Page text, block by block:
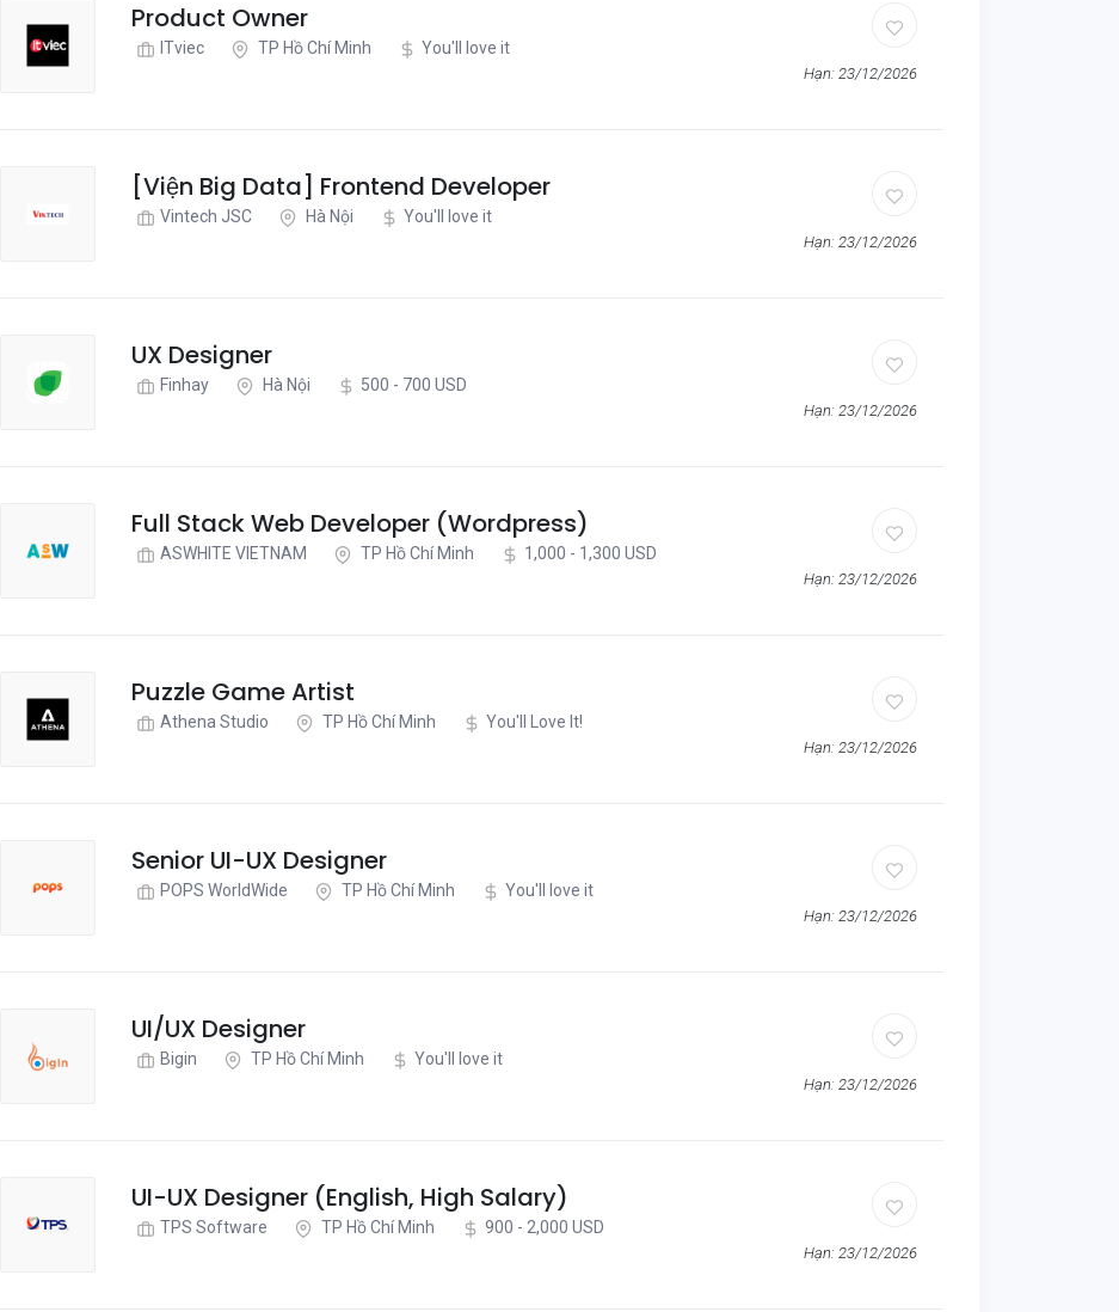
Product Owner
ITviec TP Hồ Chí Minh You'll love it
Hạn: 23/12/2026
[Viện Big Data] Frontend Developer
Vintech JSC Hà Nội You'll love it
Hạn: 23/12/2026
UX Designer
Finhay Hà Nội 500 - 700 USD
Hạn: 23/12/2026
Full Stack Web Developer (Wordpress)
ASWHITE VIETNAM TP Hồ Chí Minh 1,000 - 1,300 USD
Hạn: 23/12/2026
Puzzle Game Artist
Athena Studio TP Hồ Chí Minh You'll Love It!
Hạn: 23/12/2026
Senior UI-UX Designer
POPS WorldWide TP Hồ Chí Minh You'll love it
Hạn: 23/12/2026
UI/UX Designer
Bigin TP Hồ Chí Minh You'll love it
Hạn: 23/12/2026
UI-UX Designer (English, High Salary)
TPS Software TP Hồ Chí Minh 900 - 2,000 USD
Hạn: 23/12/2026